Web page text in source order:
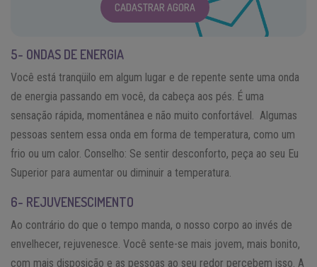
CADASTRAR AGORA
5- ONDAS DE ENERGIA
Você está tranqüilo em algum lugar e de repente sente uma onda
de energia passando em você, da cabeça aos pés. É uma
sensação rápida, momentânea e não muito confortável. Algumas
pessoas sentem essa onda em forma de temperatura, como um
frio ou um calor. Conselho: Se sentir desconforto, peça ao seu Eu
Superior para aumentar ou diminuir a temperatura.
6- REJUVENESCIMENTO
Ao contrário do que o tempo manda, o nosso corpo ao invés de
envelhecer, rejuvenesce. Você sente-se mais jovem, mais bonito,
com mais disposição e as pessoas ao seu redor percebem isso. A